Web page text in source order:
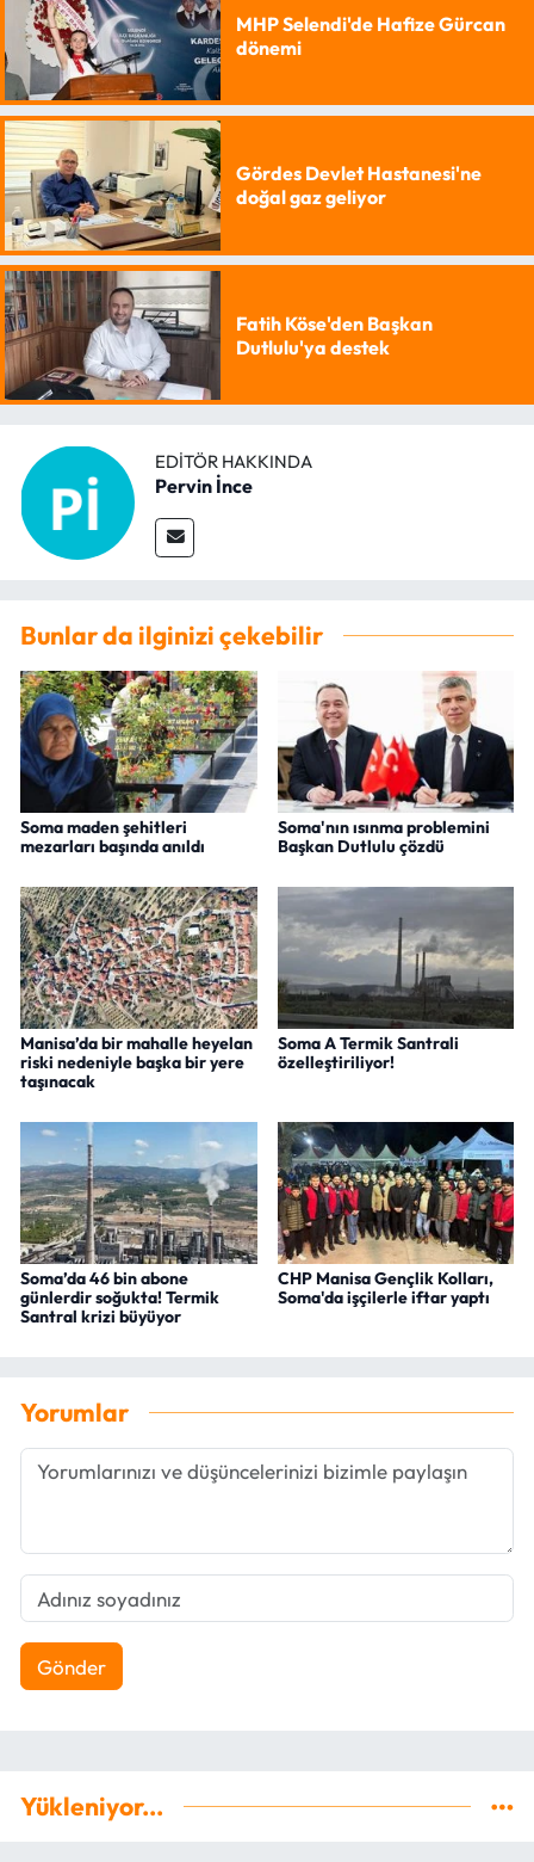
MHP Selendi'de Hafize Gürcan
dönemi
Gördes Devlet Hastanesi'ne
doğal gaz geliyor
Fatih Köse'den Başkan
Dutlulu'ya destek
EDITÖR HAKKINDA
Pervin İnce
Bunlar da ilginizi çekebilir
Soma maden şehitleri
mezarları başında anıldı
Soma'nın ısınma problemini
Başkan Dutlulu çözdü
Manisa’da bir mahalle heyelan
riski nedeniyle başka bir yere
taşınacak
Soma A Termik Santrali
özelleştiriliyor!
Soma’da 46 bin abone
günlerdir soğukta! Termik
Santral krizi büyüyor
CHP Manisa Gençlik Kolları,
Soma'da işçilerle iftar yaptı
Yorumlar
Gönder
Yükleniyor...